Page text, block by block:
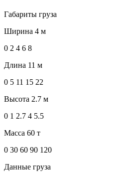
Габариты груза
Ширина 4 м
0 2 4 6 8
Длина 11 м
0 5 11 15 22
Высота 2.7 м
0 1 2.7 4 5.5
Масса 60 т
0 30 60 90 120
Данные груза